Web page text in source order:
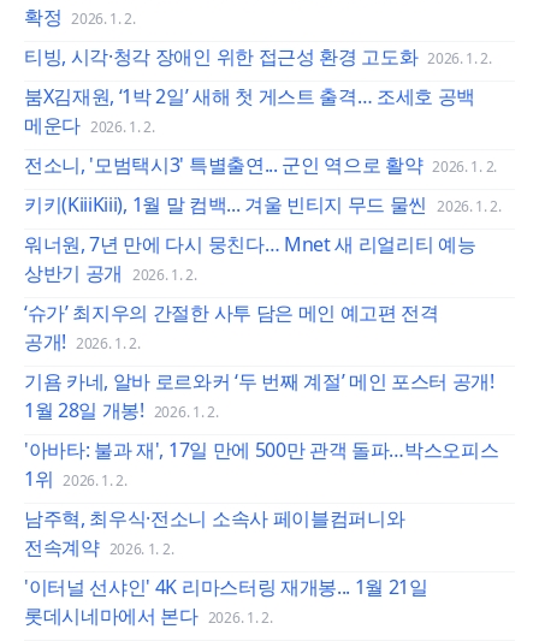
확정 2026. 1. 2.
티빙, 시각·청각 장애인 위한 접근성 환경 고도화 2026. 1. 2.
붐X김재원, ‘1박 2일’ 새해 첫 게스트 출격… 조세호 공백
메운다 2026. 1. 2.
전소니, '모범택시3' 특별출연... 군인 역으로 활약 2026. 1. 2.
키키(KiiiKiii), 1월 말 컴백... 겨울 빈티지 무드 물씬 2026. 1. 2.
워너원, 7년 만에 다시 뭉친다… Mnet 새 리얼리티 예능
상반기 공개 2026. 1. 2.
‘슈가’ 최지우의 간절한 사투 담은 메인 예고편 전격
공개! 2026. 1. 2.
기욤 카네, 알바 로르와커 ‘두 번째 계절’ 메인 포스터 공개!
1월 28일 개봉! 2026. 1. 2.
'아바타: 불과 재', 17일 만에 500만 관객 돌파…박스오피스
1위 2026. 1. 2.
남주혁, 최우식·전소니 소속사 페이블컴퍼니와
전속계약 2026. 1. 2.
'이터널 선샤인' 4K 리마스터링 재개봉... 1월 21일
롯데시네마에서 본다 2026. 1. 2.